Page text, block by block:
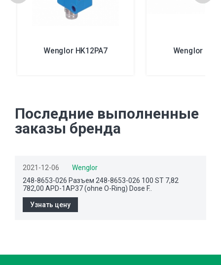
Wenglor HK12PA7 Wenglor
Последние выполненные
заказы бренда
2021-12-06
Wenglor
248-8653-026 Разъем 248-8653-026 100 ST 7,82
782,00 APD-1AP37 (ohne O-Ring) Dose F..
Узнать цену